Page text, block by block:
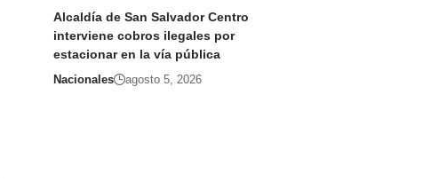
Alcaldía de San Salvador Centro
interviene cobros ilegales por
estacionar en la vía pública
Nacionales agosto 5, 2026